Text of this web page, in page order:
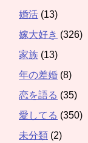
婚活 (13)
嫁大好き (326)
家族 (13)
年の差婚 (8)
恋を語る (35)
愛してる (350)
未分類 (2)